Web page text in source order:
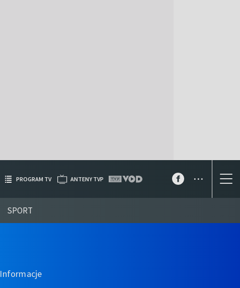
SPORT
PROGRAM TV ANTENY TVP ...
Informacje